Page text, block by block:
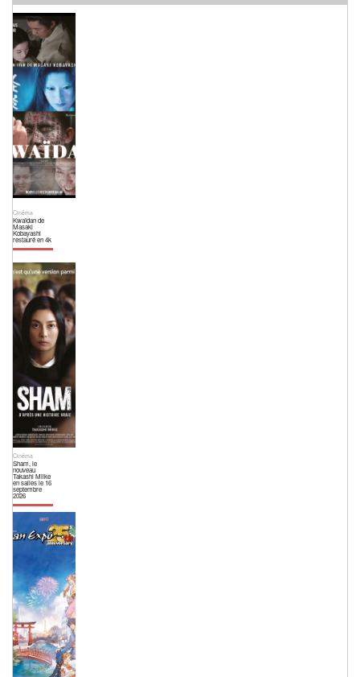
Cinéma
Kwaïdan de
Masaki
Kobayashi
restauré en 4k
Cinéma
Sham, le
nouveau
Takashi Miike
en salles le 16
septembre
2026